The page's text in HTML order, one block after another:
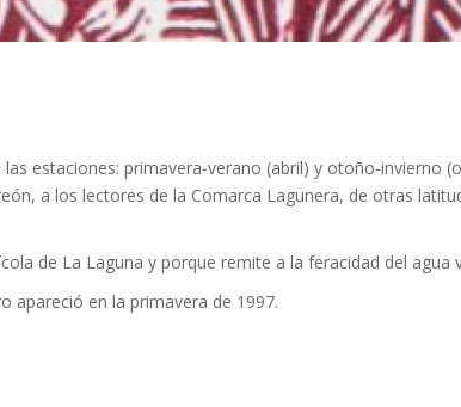
estaciones: primavera-verano (abril) y otoño-invierno
a los lectores de la Comarca Lagunera, de otras
de La Laguna y porque remite a la feracidad del agua
apareció en la primavera de 1997.